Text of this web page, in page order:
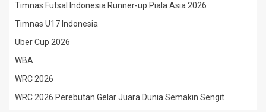
Timnas Futsal Indonesia Runner-up Piala Asia 2026
Timnas U17 Indonesia
Uber Cup 2026
WBA
WRC 2026
WRC 2026 Perebutan Gelar Juara Dunia Semakin Sengit